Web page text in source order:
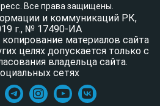
Все права защищены.
и коммуникаций РК,
г., № 17490-ИА
материалов сайта
целях допускается только с
владельца сайта.
сетях